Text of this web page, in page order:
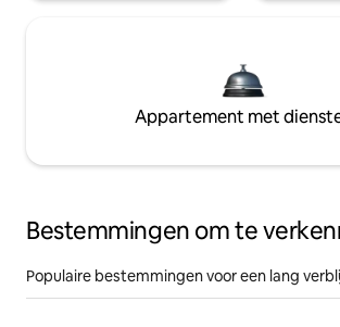
Appartement met
Bestemmingen om te
Populaire bestemmingen voor een lang